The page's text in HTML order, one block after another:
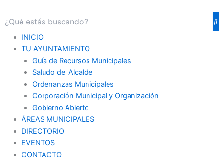
INICIO
TU AYUNTAMIENTO
Guía de Recursos Municipales
Saludo del Alcalde
Ordenanzas Municipales
Corporación Municipal y Organización
Gobierno Abierto
ÁREAS MUNICIPALES
DIRECTORIO
EVENTOS
CONTACTO